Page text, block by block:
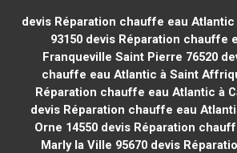
devis Réparation chauffe eau Atlantic
93150devis Réparation chauffe
Franqueville Saint Pierre 76520
chauffe eau Atlantic à Saint
Réparation chauffe eau Atlantic à
devis Réparation chauffe eau
Orne 14550 devis Réparation
Marly la Ville 95670 devis